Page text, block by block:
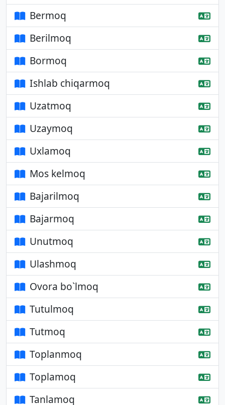
Bermoq
Berilmoq
Bormoq
Ishlab chiqarmoq
Uzatmoq
Uzaymoq
Uxlamoq
Mos kelmoq
Bajarilmoq
Bajarmoq
Unutmoq
Ulashmoq
Ovora bo`lmoq
Tutulmoq
Tutmoq
Toplanmoq
Toplamoq
Tanlamoq